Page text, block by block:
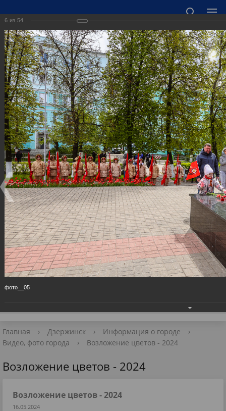
ОФИЦИАЛЬНЫЙ САЙТ АДМИНИСТРАЦИИ
ГОРОДСКОГО ОКРУГА ГОРОД ДЗЕРЖИНСК
НИЖЕГОРОДСКОЙ ОБЛАСТИ
Точный прогноз погоды в Дзержинске
https://world-weather.ru/informers/
🛜Карта WiFi🛜
606000 Нижегородская область, г. Дзержинск,
пл. Дзержинского, д. 1
Приёмная Главы
+7 (8313) 27-98-10
Главная › Дзержинск › Информация о городе
›
Видео, фото города
› Возложение цветов - 2024
Возложение цветов - 2024
Возложение цветов - 2024
16.05.2024
6 из 54
фото__05